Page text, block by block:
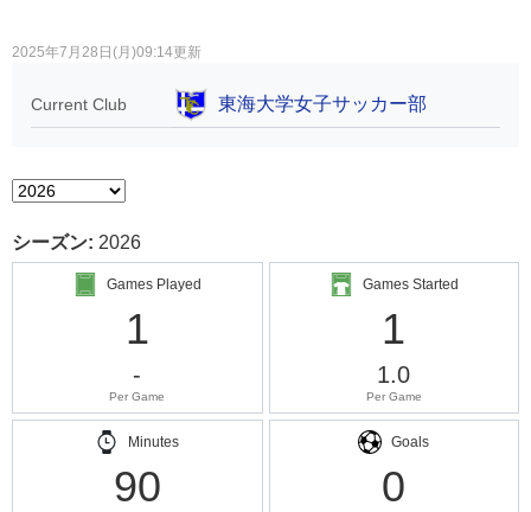
2025年7月28日(月)09:14更新
Current Club 東海大学女子サッカー部
シーズン: 2026
Games Played
1
-
Per Game
Games Started
1
1.0
Per Game
Minutes
90
Goals
0